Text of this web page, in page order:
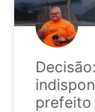
prefeito